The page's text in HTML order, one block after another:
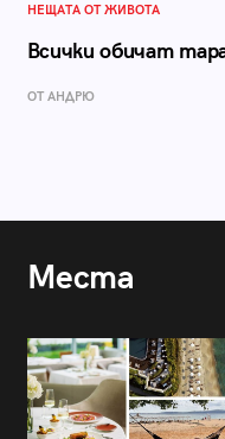
НЕЩАТА ОТ ЖИВОТА
Всички обичат
ОТ АНДРЮ
Места